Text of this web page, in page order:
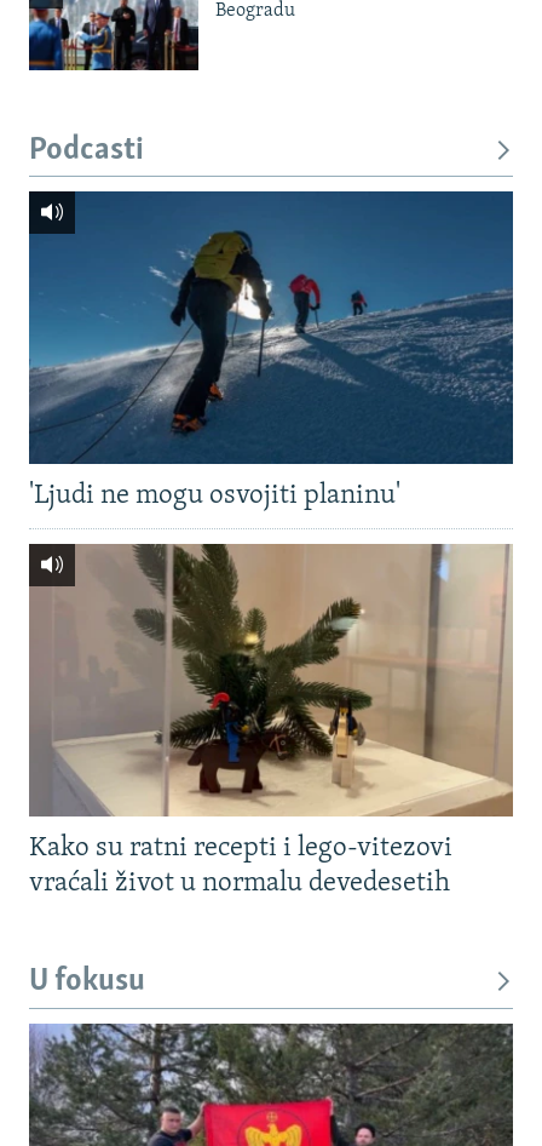
Beogradu
Podcasti
'Ljudi ne mogu osvojiti planinu'
Kako su ratni recepti i lego-vitezovi
vraćali život u normalu devedesetih
U fokusu